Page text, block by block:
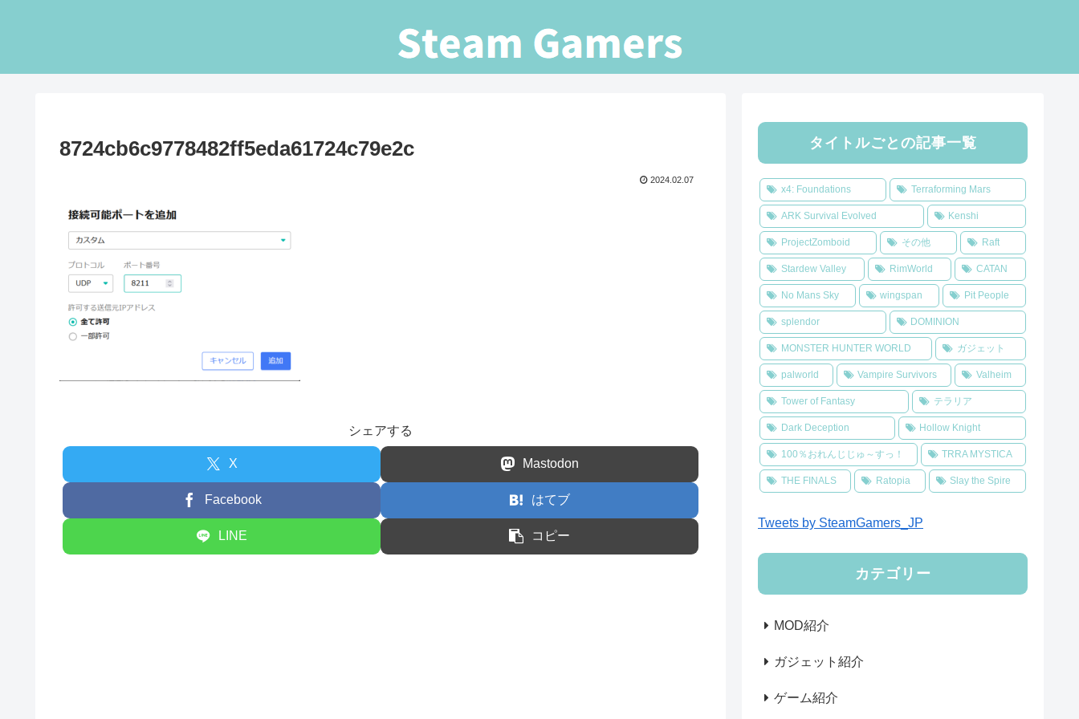
8724cb6c9778482ff5eda61724c79e2c
2024.02.07
シェアする
X Mastodon
Facebook はてブ
LINE コピー
タイトルごとの記事一覧
x4: Foundations Terraforming Mars
ARK Survival Evolved Kenshi
ProjectZomboid その他 Raft
Stardew Valley RimWorld CATAN
No Mans Sky wingspan Pit People
splendor DOMINION
MONSTER HUNTER WORLD ガジェット
palworld Vampire Survivors Valheim
Tower of Fantasy テラリア
Dark Deception Hollow Knight
100％おれんじじゅ～すっ！ TRRA MYSTICA
THE FINALS Ratopia Slay the Spire
Tweets by SteamGamers_JP
カテゴリー
MOD紹介
ガジェット紹介
ゲーム紹介